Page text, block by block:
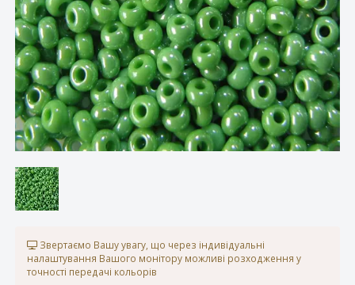
Звертаємо Вашу увагу, що через індивідуальні
налаштування Вашого монітору можливі розходження у
точності передачі кольорів